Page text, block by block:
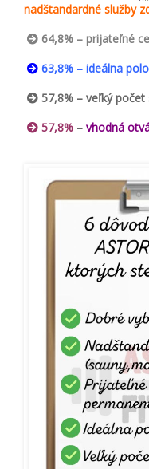
nadštandardné služby
64,8% – prijateľné
63,8% – ideálna
57,8% – veľký
57,8% – vhodná